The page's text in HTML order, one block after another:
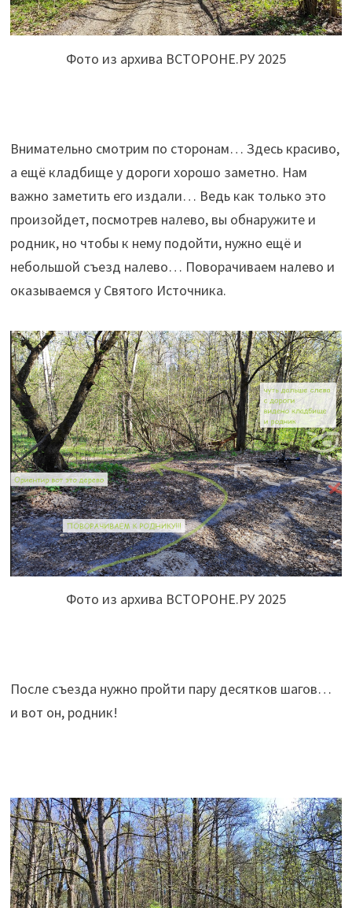
Фото из архива ВСТОРОНЕ.РУ 2025
Внимательно смотрим по сторонам… Здесь красиво,
а ещё кладбище у дороги хорошо заметно. Нам
важно заметить его издали… Ведь как только это
произойдет, посмотрев налево, вы обнаружите и
родник, но чтобы к нему подойти, нужно ещё и
небольшой съезд налево… Поворачиваем налево и
оказываемся у Святого Источника.
Фото из архива ВСТОРОНЕ.РУ 2025
После съезда нужно пройти пару десятков шагов…
и вот он, родник!